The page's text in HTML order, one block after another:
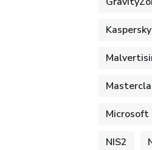
Kaspersky
Microsoft
NIS2